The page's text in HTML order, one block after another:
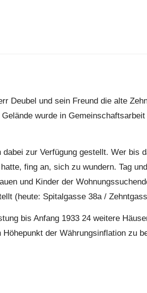
Deubel und sein Freund die alte
wurde in
zur Verfügung gestellt. Wer bis
fing an, sich zu wundern. Tag
und Kinder der
(heute: Spitalgasse 38a /
bis Anfang 1933 24 weitere
der Währungsinflation zu